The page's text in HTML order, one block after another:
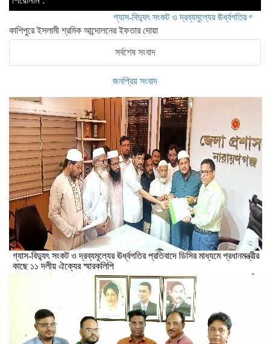
গ্যাস-বিদ্যুৎ সংকট ও দ্রব্যমূল্যের ঊর্ধ্বগতির প্রতিবাদে ডিসির
কাশিপুরে ইসলামী শ্রমিক আন্দোলনের ইফতার দোয়া
সর্বশেষ সংবাদ
জনপ্রিয় সংবাদ
গ্যাস-বিদ্যুৎ সংকট ও দ্রব্যমূল্যের ঊর্ধ্বগতির প্রতিবাদে ডিসির মাধ্যমে প্রধানমন্ত্রীর
কাছে ১১ দলীয় ঐক্যের স্মারকলিপি